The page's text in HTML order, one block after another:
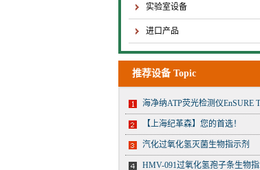
实验室设备
进口产品
推荐设备 Topic
海净纳ATP荧光检测仪EnSURE
【上海纪革森】您的首选！
汽化过氧化氢灭菌生物指示剂
HMV-091过氧化氢孢子条生物指